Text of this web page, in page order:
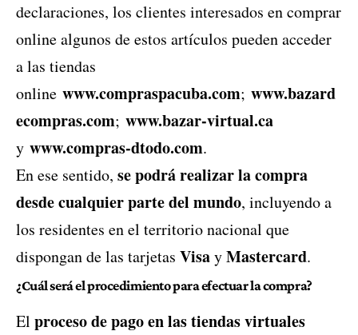
declaraciones, los clientes interesados en comprar
online algunos de estos artículos pueden acceder
a las tiendas
online www.compraspacuba.com; www.bazard
ecompras.com; www.bazar-virtual.ca
y www.compras-dtodo.com.
En ese sentido, se podrá realizar la compra
desde cualquier parte del mundo, incluyendo a
los residentes en el territorio nacional que
dispongan de las tarjetas VisayMastercard.
¿Cuál será el procedimiento para efectuar la compra?
El proceso de pago en las tiendas virtuales